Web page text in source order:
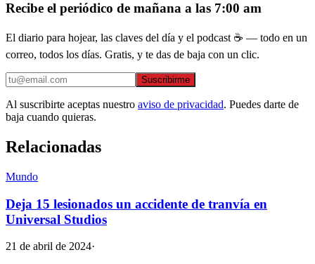
Recibe el periódico de mañana a las 7:00 am
El diario para hojear, las claves del día y el podcast ☕ — todo en un
correo, todos los días. Gratis, y te das de baja con un clic.
Suscribirme
Al suscribirte aceptas nuestro aviso de privacidad. Puedes darte de
baja cuando quieras.
Relacionadas
Mundo
Deja 15 lesionados un accidente de tranvía en
Universal Studios
21 de abril de 2024·